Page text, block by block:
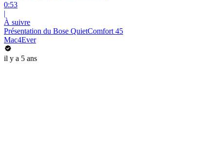
0:53
|
À suivre
Présentation du Bose QuietComfort 45
Mac4Ever
il y a 5 ans